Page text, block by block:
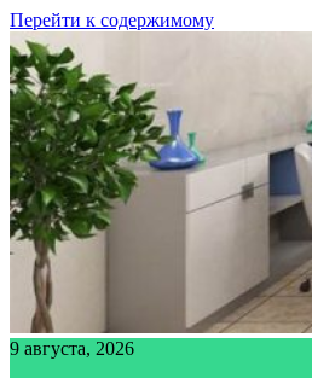
Перейти к содержимому
9 августа, 2026